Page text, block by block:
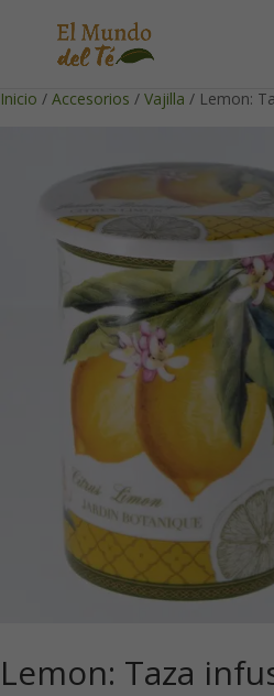
Inicio / Accesorios / Vajilla / Lemon:
Lemon: Taza